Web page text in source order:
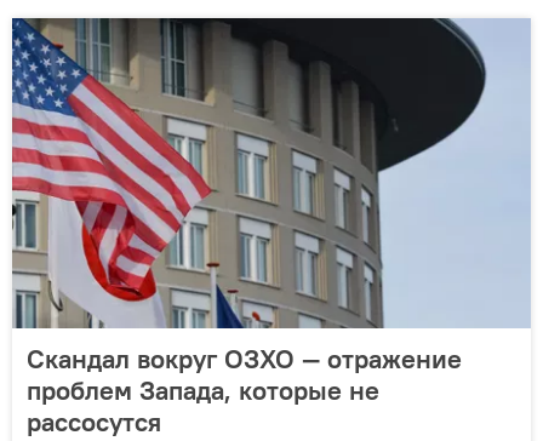
Скандал вокруг ОЗХО — отражение
проблем Запада, которые не
рассосутся